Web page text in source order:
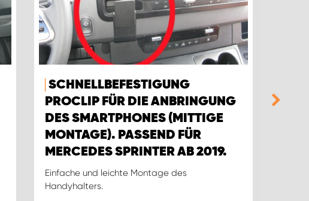
SCHNELLBEFESTIGUNG
PROCLIP FÜR DIE ANBRINGUNG
DES SMARTPHONES (MITTIGE
MONTAGE). PASSEND FÜR
MERCEDES SPRINTER AB 2019.
Einfache und leichte Montage des
Handyhalters.